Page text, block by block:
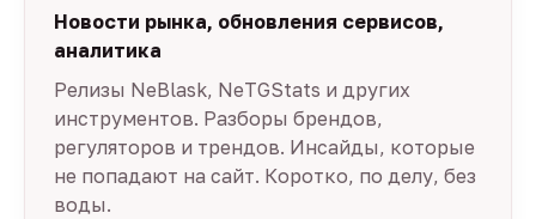
Новости рынка, обновления сервисов,
аналитика
Релизы NeBlask, NeTGStats и других
инструментов. Разборы брендов,
регуляторов и трендов. Инсайды, которые
не попадают на сайт. Коротко, по делу, без
воды.